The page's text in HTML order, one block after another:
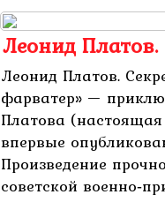
Леонид
Леонид Платов.
фарватер» —
Платова
впервые
Произведение
советской